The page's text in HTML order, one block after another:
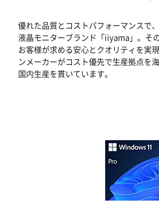
優れた品質とコストパフォーマンスで
液晶モニターブランド「iiyama」。そ
お客様が求める安心とクオリティを実
ンメーカーがコスト優先で生産拠点を
国内生産を貫いています。